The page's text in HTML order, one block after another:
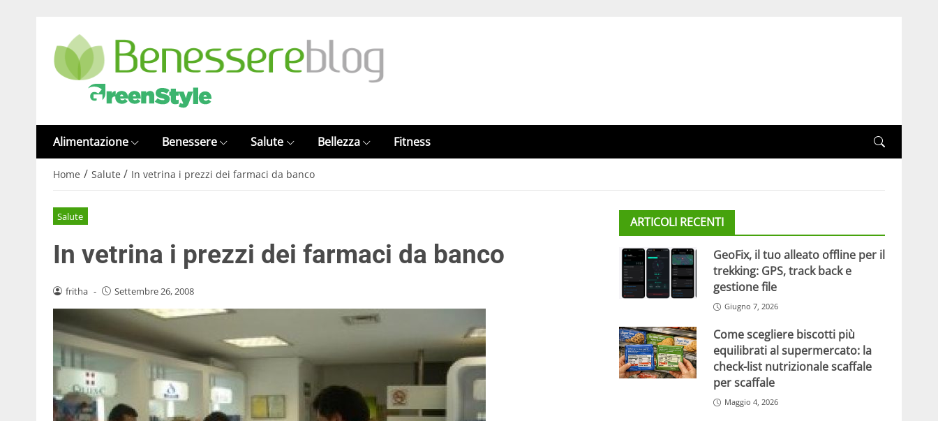
Alimentazione Benessere Salute Bellezza Fitness
Home / Salute / In vetrina i prezzi dei farmaci da banco
Salute
In vetrina i prezzi dei farmaci da banco
fritha - Settembre 26, 2008
ARTICOLI RECENTI
GeoFix, il tuo alleato offline per il
trekking: GPS, track back e
gestione file
Giugno 7, 2026
Come scegliere biscotti più
equilibrati al supermercato: la
check-list nutrizionale scaffale
per scaffale
Maggio 4, 2026